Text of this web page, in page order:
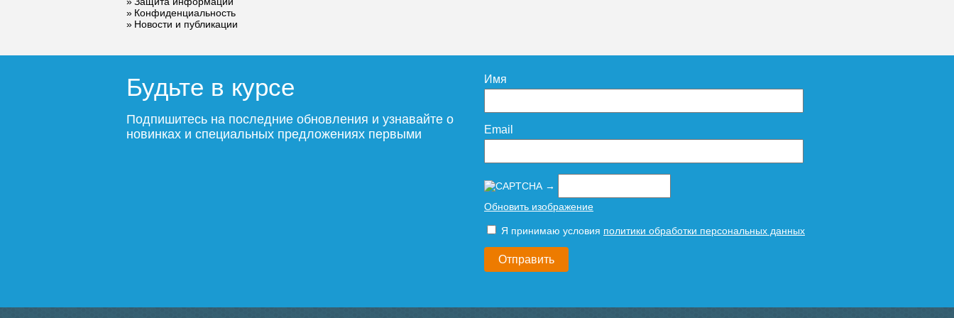
Конфиденциальность
Новости и публикации
Будьте в курсе
Подпишитесь на последние обновления и узнавайте о
новинках и специальных предложениях первыми
Имя
Email
→
Обновить изображение
Я принимаю условия политики обработки персональных данных